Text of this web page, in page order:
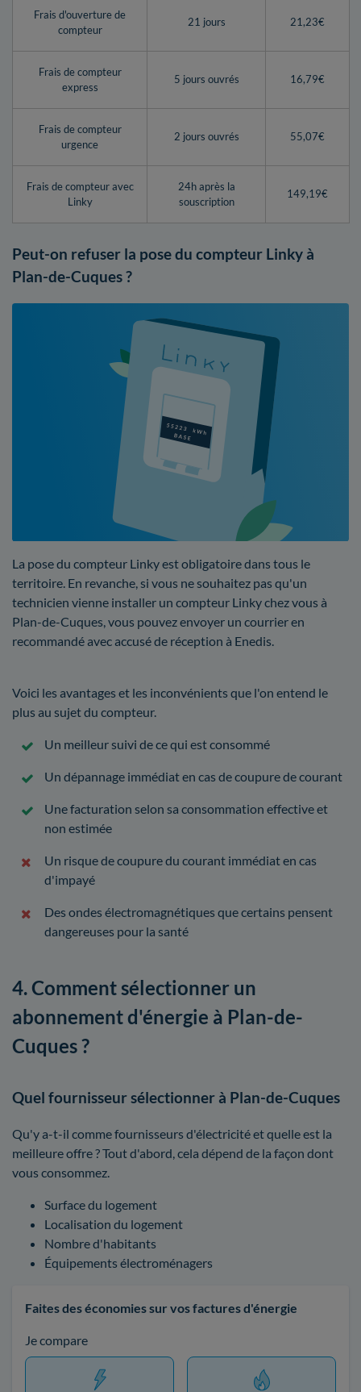
Frais d'ouverture de
compteur
21 jours 21,23€
Frais de compteur
express
5 jours ouvrés 16,79€
Frais de compteur
urgence
2 jours ouvrés 55,07€
Frais de compteur avec
Linky
24h après la
souscription
149,19€
Peut-on refuser la pose du compteur Linky à
Plan-de-Cuques ?
La pose du compteur Linky est obligatoire dans tous le
territoire. En revanche, si vous ne souhaitez pas qu'un
technicien vienne installer un compteur Linky chez vous à
Plan-de-Cuques, vous pouvez envoyer un courrier en
recommandé avec accusé de réception à Enedis.
Voici les avantages et les inconvénients que l'on entend le
plus au sujet du compteur.
Un meilleur suivi de ce qui est consommé
Un dépannage immédiat en cas de coupure de courant
Une facturation selon sa consommation effective et
non estimée
Un risque de coupure du courant immédiat en cas
d'impayé
Des ondes électromagnétiques que certains pensent
dangereuses pour la santé
4. Comment sélectionner un
abonnement d'énergie à Plan-de-
Cuques ?
Quel fournisseur sélectionner à Plan-de-Cuques
Qu'y a-t-il comme fournisseurs d'électricité et quelle est la
meilleure offre ? Tout d'abord, cela dépend de la façon dont
vous consommez.
Surface du logement
Localisation du logement
Nombre d'habitants
Équipements électroménagers
Faites des économies sur vos factures d'énergie
Je compare